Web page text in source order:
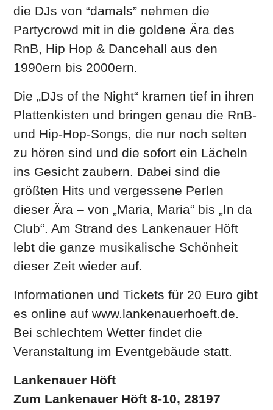
die DJs von “damals” nehmen die
Partycrowd mit in die goldene Ära des
RnB, Hip Hop & Dancehall aus den
1990ern bis 2000ern.
Die „DJs of the Night“ kramen tief in ihren
Plattenkisten und bringen genau die RnB-
und Hip-Hop-Songs, die nur noch selten
zu hören sind und die sofort ein Lächeln
ins Gesicht zaubern. Dabei sind die
größten Hits und vergessene Perlen
dieser Ära – von „Maria, Maria“ bis „In da
Club“. Am Strand des Lankenauer Höft
lebt die ganze musikalische Schönheit
dieser Zeit wieder auf.
Informationen und Tickets für 20 Euro gibt
es online auf www.lankenauerhoeft.de.
Bei schlechtem Wetter findet die
Veranstaltung im Eventgebäude statt.
Lankenauer Höft
Zum Lankenauer Höft 8-10, 28197